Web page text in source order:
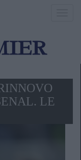
LE